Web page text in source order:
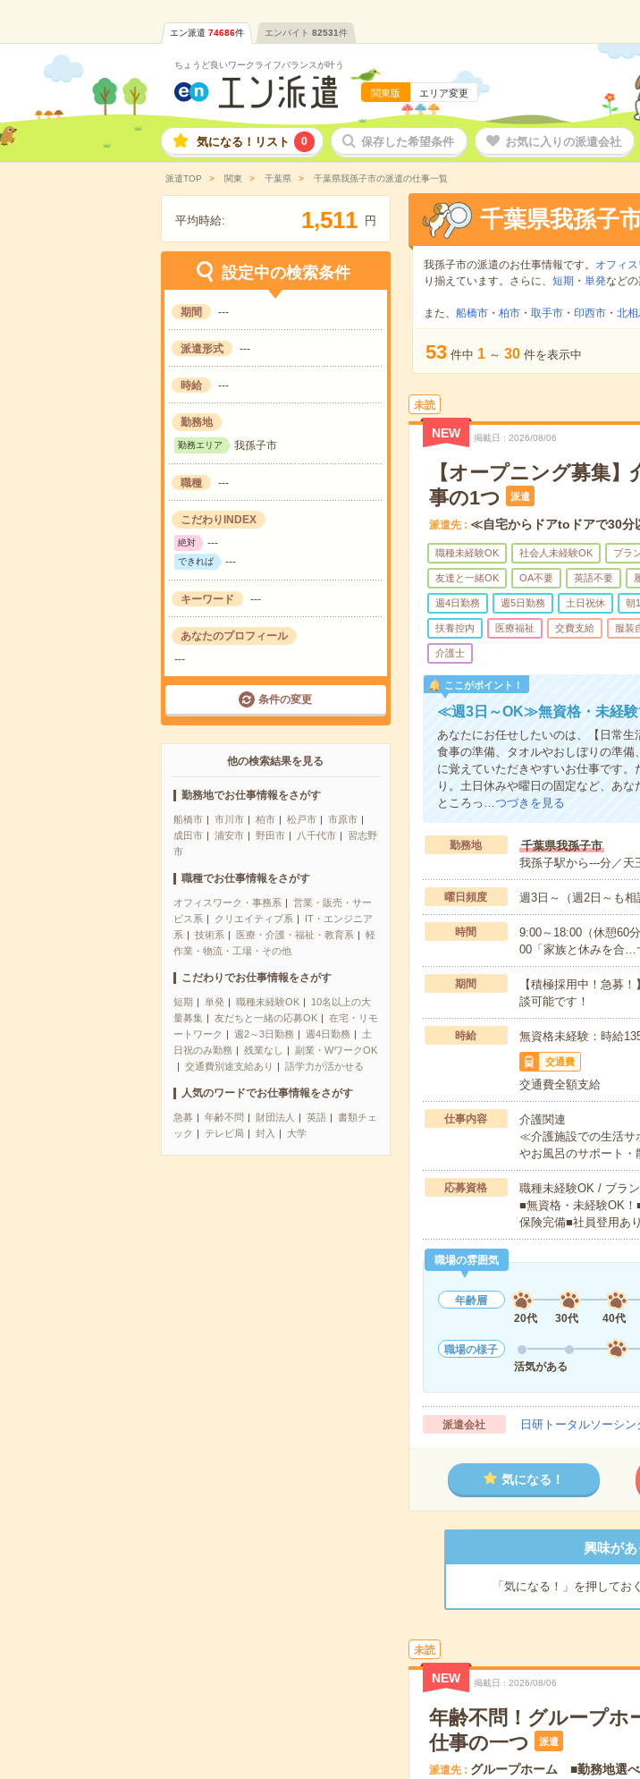
エン派遣 74686件 エンバイト 82531件
ちょうど良いワークライフバランスが叶う
関東版 エリア変更
気になる！リスト 0 保存した希望条件 お気に入りの派遣会社
派遣TOP 関東 千葉県 千葉県我孫子市の派遣の仕事一覧
平均時給: 1,511 円
設定中の検索条件
期間 ---
派遣形式 ---
時給 ---
勤務地
勤務エリア 我孫子市
職種 ---
こだわりINDEX
絶対 ---
できれば ---
キーワード ---
あなたのプロフィール
---
条件の変更
他の検索結果を見る
勤務地でお仕事情報をさがす
船橋市 市川市 柏市 松戸市
市原市
成田市
浦安市 野田市 八千代市
習志野
市
職種でお仕事情報をさがす
オフィスワーク・事務系
営業・販売・サー
ビス系
クリエイティブ系
IT・エンジニア
系
技術系 医療・介護・福祉・教育系
軽
作業・物流・工場・その他
こだわりでお仕事情報をさがす
短期 単発 職種未経験OK
10名以上の大
量募集
友だちと一緒の応募OK
在宅・リモ
ートワーク
週2～3日勤務 週4日勤務
土
日祝のみ勤務
残業なし
副業・WワークOK
交通費別途支給あり
語学力が活かせる
人気のワードでお仕事情報をさがす
急募 年齢不問 財団法人 英語
書類チェ
ック
テレビ局 封入 大学
千葉県我孫子
我孫子市の派遣のお仕事情報です。 オフィ
り揃えています。さらに、 短期 ・ 単発などの
また、 船橋市・ 柏市・ 取手市・ 印西市・ 北
53 件中 1 ～ 30 件を表示中
未読
NEW 掲載日 2026/08/06
【オープニング募集
事の1つ
派遣
派遣先 ≪自宅からドアtoドアで30分
職種未経験OK 社会人未経験OK ブラ
友達と一緒OK OA不要 英語不要
週4日勤務 週5日勤務 土日祝休 朝
扶養控内 医療福祉 交費支給 服装
介護士
ここがポイント！
≪週3日～OK≫無資格・未経験
あなたにお任せしたいのは、【日常生
食事の準備、タオルやおしぼりの準
に覚えていただきやすいお仕事です
り。土日休みや曜日の固定など、あ
ところっ…つづきを見る
勤務地
千葉県我孫子市
我孫子駅から---分／天
曜日頻度 週3日～（週2日～も
時間
9:00～18:00（休憩60
00「家族と休みを合…
期間
【積極採用中！急募
談可能です！
時給 無資格未経験：時給
交通費
交通費全額支給
仕事内容
介護関連
≪介護施設での生活
やお風呂のサポート
応募資格
職種未経験OK / ブラ
■無資格・未経験OK
保険完備■社員登用あ
職場の雰囲気
年齢層
20代
30代 40代
職場の様子
活気がある
派遣会社 日研トータルソーシ
気になる！
興味が
「気になる！」を押してお
未読
NEW 掲載日 2026/08/06
年齢不問！グループホ
仕事の一つ
派遣
派遣先 グループホーム ■勤務地選